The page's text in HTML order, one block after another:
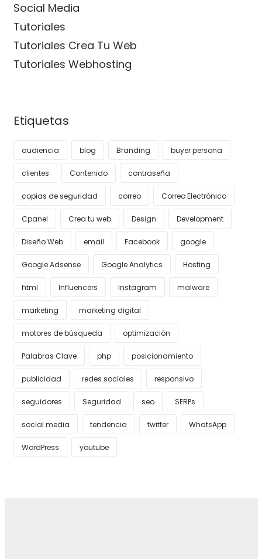
Social Media
Tutoriales
Tutoriales Crea Tu Web
Tutoriales Webhosting
Etiquetas
audiencia blog Branding buyer persona
clientes Contenido contraseña
copias de seguridad correo Correo Electrónico
Cpanel Crea tu web Design Development
Diseño Web email Facebook google
Google Adsense Google Analytics Hosting
html Influencers Instagram malware
marketing marketing digital
motores de búsqueda optimización
Palabras Clave php posicionamiento
publicidad redes sociales responsivo
seguidores Seguridad seo SERPs
social media tendencia twitter WhatsApp
WordPress youtube